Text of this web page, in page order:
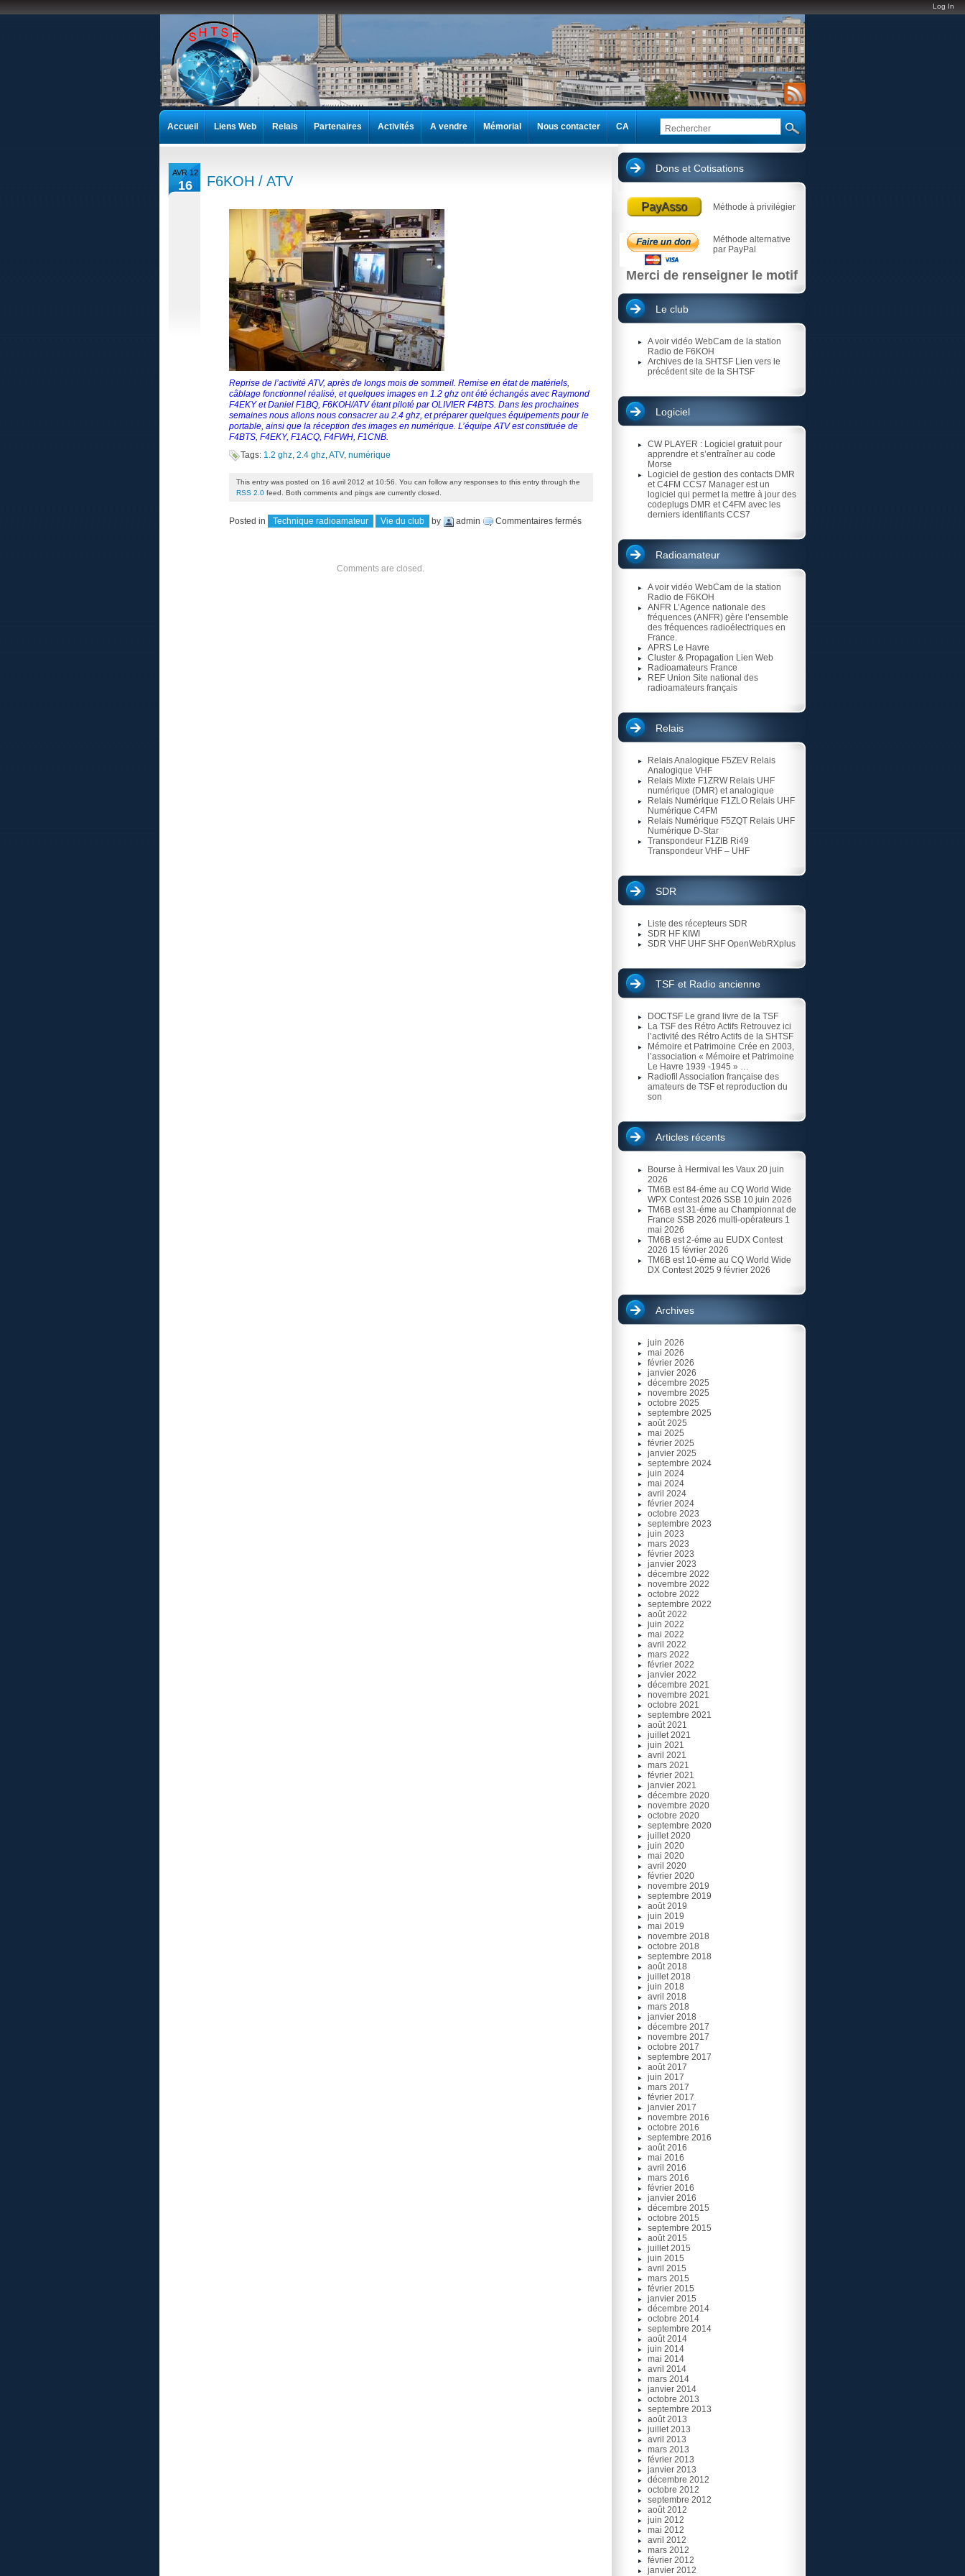
AVR 12
16 F6KOH / ATV
Reprise de l’activité ATV, après de longs mois de sommeil. Remise en état de matériels,
câblage fonctionnel réalisé, et quelques images en 1.2 ghz ont été échangés avec Raymond
F4EKY et Daniel F1BQ, F6KOH/ATV étant piloté par OLIVIER F4BTS. Dans les prochaines
semaines nous allons nous consacrer au 2.4 ghz, et préparer quelques équipements pour le
portable, ainsi que la réception des images en numérique. L’équipe ATV est constituée de
F4BTS, F4EKY, F1ACQ, F4FWH, F1CNB.
Tags: 1.2 ghz, 2.4 ghz,ATV, numérique
This entry was posted on 16 avril 2012 at 10:56. You can follow any responses to this entry through the
RSS 2.0 feed. Both comments and pings are currently closed.
Posted in Technique radioamateur Vie du club by admin Commentaires ferméssur
Comments are closed.
Dons et Cotisations
PayAsso Méthode à privilégier
Méthode alternative
par PayPal
Merci de renseigner le motif
Le club
A voir vidéo WebCam de la station
Radio de F6KOH
Archives de la SHTSF Lien vers le
précédent site de la SHTSF
Logiciel
CW PLAYER : Logiciel gratuit pour
apprendre et s’entraîner au code
Morse
Logiciel de gestion des contacts DMR
et C4FM CCS7 Manager est un
logiciel qui permet la mettre à jour des
codeplugs DMR et C4FM avec les
derniers identifiants CCS7
Radioamateur
A voir vidéo WebCam de la station
Radio de F6KOH
ANFR L’Agence nationale des
fréquences (ANFR) gère l’ensemble
des fréquences radioélectriques en
France.
APRS Le Havre
Cluster & Propagation Lien Web
Radioamateurs France
REF Union Site national des
radioamateurs français
Relais
Relais Analogique F5ZEV Relais
Analogique VHF
Relais Mixte F1ZRWRelais UHF
numérique (DMR) et analogique
Relais Numérique F1ZLO Relais UHF
Numérique C4FM
Relais Numérique F5ZQT Relais UHF
Numérique D-Star
Transpondeur F1ZIB Ri49
Transpondeur VHF – UHF
SDR
Liste des récepteurs SDR
SDR HF KIWI
SDR VHF UHF SHF OpenWebRXplus
TSF et Radio ancienne
DOCTSF Le grand livre de la TSF
La TSF des Rétro Actifs Retrouvez ici
l’activité des Rétro Actifs de la SHTSF
Mémoire et Patrimoine Crée en 2003,
l’association « Mémoire et Patrimoine
Le Havre 1939 -1945 » …
Radiofil Association française des
amateurs de TSF et reproduction du
son
Articles récents
Bourse à Hermival les Vaux 20 juin
2026
TM6B est 84-éme au CQ World Wide
WPX Contest 2026 SSB 10 juin 2026
TM6B est 31-éme au Championnat de
France SSB 2026 multi-opérateurs 1
mai 2026
TM6B est 2-éme au EUDX Contest
2026 15 février 2026
TM6B est 10-éme au CQ World Wide
DX Contest 2025 9 février 2026
Archives
juin 2026
mai 2026
février 2026
janvier 2026
décembre 2025
novembre 2025
octobre 2025
septembre 2025
août 2025
mai 2025
février 2025
janvier 2025
septembre 2024
juin 2024
mai 2024
avril 2024
février 2024
octobre 2023
septembre 2023
juin 2023
mars 2023
février 2023
janvier 2023
décembre 2022
novembre 2022
octobre 2022
septembre 2022
août 2022
juin 2022
mai 2022
avril 2022
mars 2022
février 2022
janvier 2022
décembre 2021
novembre 2021
octobre 2021
septembre 2021
août 2021
juillet 2021
juin 2021
avril 2021
mars 2021
février 2021
janvier 2021
décembre 2020
novembre 2020
octobre 2020
septembre 2020
juillet 2020
juin 2020
mai 2020
avril 2020
février 2020
novembre 2019
septembre 2019
août 2019
juin 2019
mai 2019
novembre 2018
octobre 2018
septembre 2018
août 2018
juillet 2018
juin 2018
avril 2018
mars 2018
janvier 2018
décembre 2017
novembre 2017
octobre 2017
septembre 2017
août 2017
juin 2017
mars 2017
février 2017
janvier 2017
novembre 2016
octobre 2016
septembre 2016
août 2016
mai 2016
avril 2016
mars 2016
février 2016
janvier 2016
décembre 2015
octobre 2015
septembre 2015
août 2015
juillet 2015
juin 2015
avril 2015
mars 2015
février 2015
janvier 2015
décembre 2014
octobre 2014
septembre 2014
août 2014
juin 2014
mai 2014
avril 2014
mars 2014
janvier 2014
octobre 2013
septembre 2013
août 2013
juillet 2013
avril 2013
mars 2013
février 2013
janvier 2013
décembre 2012
octobre 2012
septembre 2012
août 2012
juin 2012
mai 2012
avril 2012
mars 2012
février 2012
janvier 2012
Accueil Liens Web Relais Partenaires Activités A vendre Mémorial Nous contacter CA
Log In